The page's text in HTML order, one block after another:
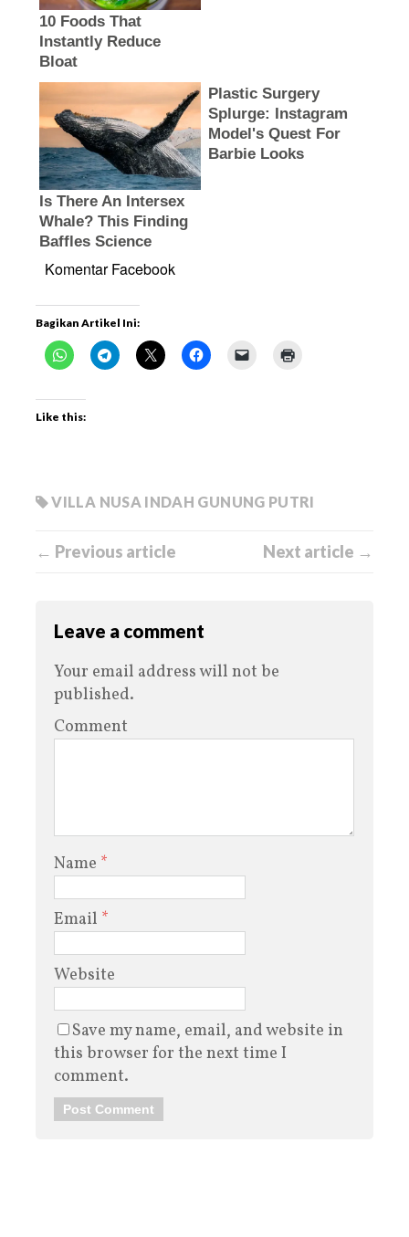
Komentar Facebook
Bagikan Artikel Ini:
Like this:
VILLA NUSA INDAH GUNUNG PUTRI
← Previous article Next article →
Leave a comment
Your email address will not be
published.
Comment
Name *
Email *
Website
Save my name, email, and website in
this browser for the next time I
comment.